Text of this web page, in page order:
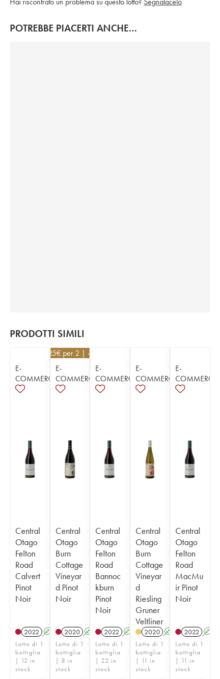
POTREBBE PIACERTI ANCHE…
PRODOTTI SIMILI
E-
COMMERCE
Central
Otago
Felton
Road
Calvert
Pinot
Noir
2022 A
Lotto di 1
bottiglia
| 12 in
stock
52,25€ per 2 | - 5%
E-
COMMERCE
Central
Otago
Burn
Cottage
Vineyar
d Pinot
Noir
2020 A
Lotto di 1
bottiglia
| 8 in
stock
E-
COMMERCE
Central
Otago
Felton
Road
Bannoc
kburn
Pinot
Noir
2022 A
Lotto di 1
bottiglia
| 22 in
stock
E-
COMMERCE
Central
Otago
Burn
Cottage
Vineyar
d
Riesling
Gruner
Veltliner
2020 A
Lotto di 1
bottiglia
| 11 in
stock
E-
COMMERCE
Central
Otago
Felton
Road
MacMu
ir Pinot
Noir
2022 A
Lotto di 1
bottiglia
| 11 in
stock